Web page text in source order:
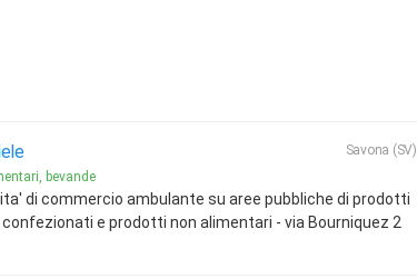
Savona (SV)
bevande
di commercio ambulante su aree pubbliche di prodotti
e prodotti non alimentari - via Bourniquez 2